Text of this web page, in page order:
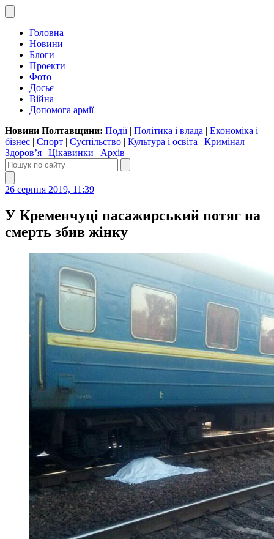
Головна
Новини
Блоги
Проекти
Фото
Досьє
Війна
Допомога армії
Новини Полтавщини: Події| Політика і влада | Економіка і
бізнес | Спорт | Суспільство | Культура і освіта | Кримінал |
Здоров’я | Цікавинки | Архів
26 серпня 2019, 11:39
У Кременчуці пасажирський потяг на
смерть збив жінку